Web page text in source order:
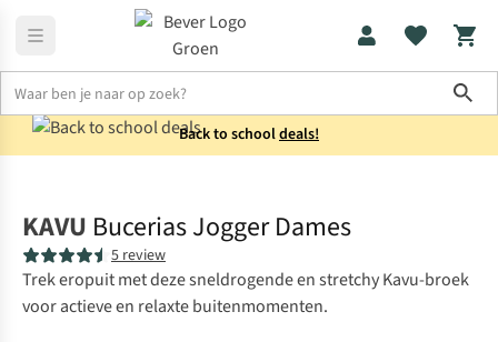
Back to schooldeals!
KAVU Bucerias Jogger Dames
5 review
Trek eropuit met deze sneldrogende en stretchy Kavu-broek
voor actieve en relaxte buitenmomenten.